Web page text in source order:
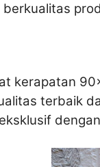
berkualitas
kerapatan
terbaik
dengan